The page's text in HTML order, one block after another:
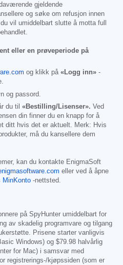
gjeldende
og søke om refusjon innen
vil umiddelbart slutte å motta full
eller en prøveperiode på
og klikk på «Logg inn» -
og passord.
du til «Bestilling/Lisenser». Ved
din finner du en knapp for å
ditt hvis det er aktuelt. Merk: Hvis
må du kansellere dem
kan du kontakte EnigmaSoft
eller ved å åpne
MinKonto -nettsted.
på SpyHunter umiddelbart for
av skadelig programvare og tilgang
Prisene starter vanligvis
Windows) og $79.98 halvårlig
for Mac) i samsvar med
registrerings-/kjøpssiden (som er